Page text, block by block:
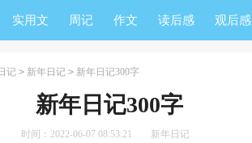
实用文 周记 作文 读后感 观后感
记 > 新年日记 > 新年日记300字
新年日记300字
时间：2022-06-07 08:53:21 新年日记